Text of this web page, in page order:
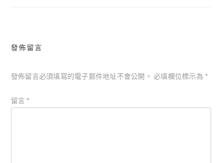
發佈留言
發佈留言必須填寫的電子郵件地址不會公開。 必填欄位標示為 *
留言 *